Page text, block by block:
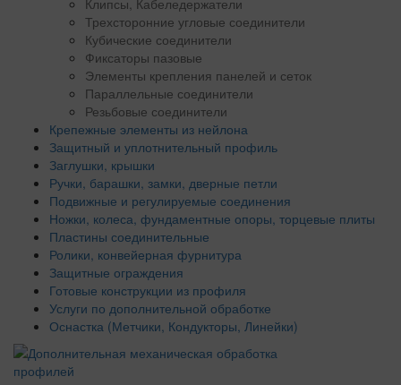
Клипсы, Кабеледержатели
Трехсторонние угловые соединители
Кубические соединители
Фиксаторы пазовые
Элементы крепления панелей и сеток
Параллельные соединители
Резьбовые соединители
Крепежные элементы из нейлона
Защитный и уплотнительный профиль
Заглушки, крышки
Ручки, барашки, замки, дверные петли
Подвижные и регулируемые соединения
Ножки, колеса, фундаментные опоры, торцевые плиты
Пластины соединительные
Ролики, конвейерная фурнитура
Защитные ограждения
Готовые конструкции из профиля
Услуги по дополнительной обработке
Оснастка (Метчики, Кондукторы, Линейки)